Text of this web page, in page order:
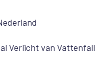
Verlicht van Vattenfall